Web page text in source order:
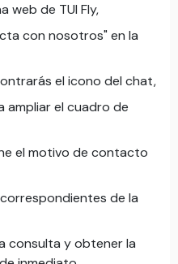
web de TUI Fly,
con nosotros" en la
el icono del chat,
ampliar el cuadro de
el motivo de contacto
de la
consulta y obtener la